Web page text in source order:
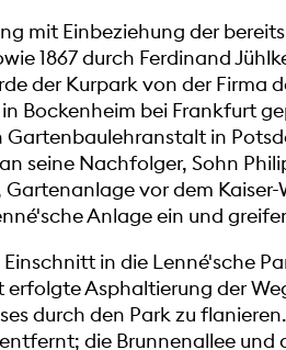
mit Einbeziehung der
1867 durch Ferdinand
der Kurpark von der
Bockenheim bei Frankfurt
in
seine Nachfolger, Sohn
Gartenanlage vor dem
Anlage ein und
in die Lenné'sche
erfolgte Asphaltierung der
durch den Park zu
die Brunnenallee